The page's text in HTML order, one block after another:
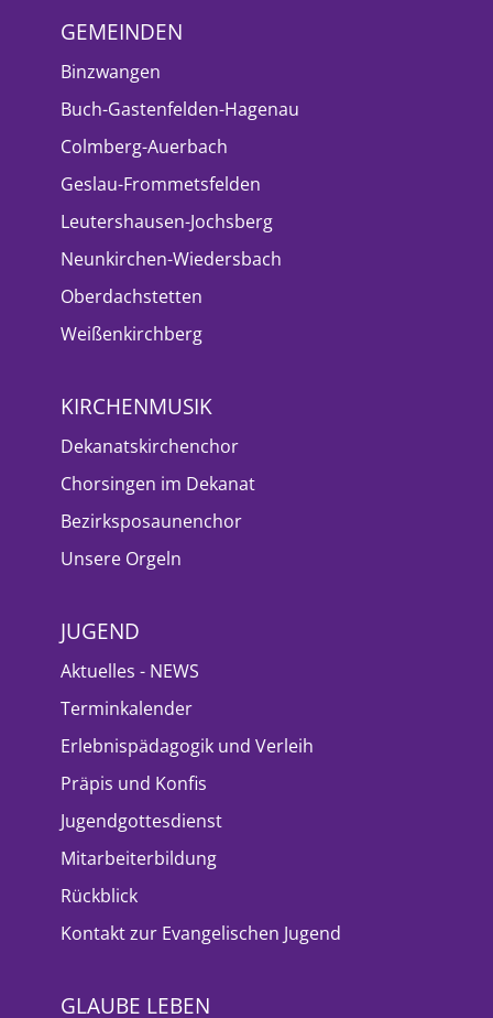
GEMEINDEN
Binzwangen
Buch-Gastenfelden-Hagenau
Colmberg-Auerbach
Geslau-Frommetsfelden
Leutershausen-Jochsberg
Neunkirchen-Wiedersbach
Oberdachstetten
Weißenkirchberg
KIRCHENMUSIK
Dekanatskirchenchor
Chorsingen im Dekanat
Bezirksposaunenchor
Unsere Orgeln
JUGEND
Aktuelles - NEWS
Terminkalender
Erlebnispädagogik und Verleih
Präpis und Konfis
Jugendgottesdienst
Mitarbeiterbildung
Rückblick
Kontakt zur Evangelischen Jugend
GLAUBE LEBEN